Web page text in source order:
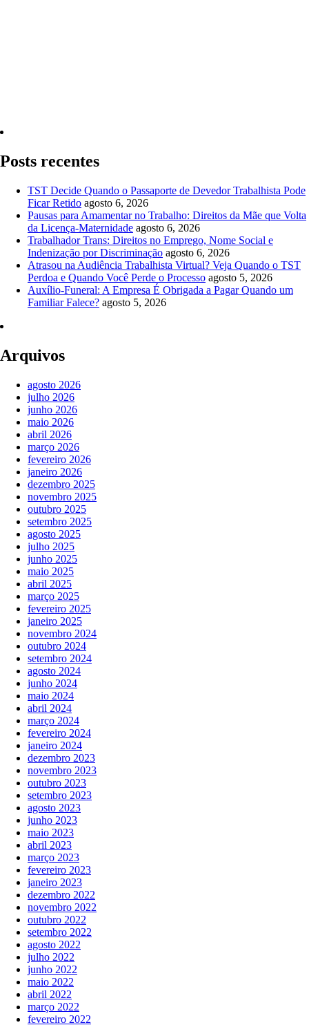
Posts recentes
TST Decide Quando o Passaporte de Devedor Trabalhista Pode
Ficar Retido agosto 6, 2026
Pausas para Amamentar no Trabalho: Direitos da Mãe que Volta
da Licença-Maternidade agosto 6, 2026
Trabalhador Trans: Direitos no Emprego, Nome Social e
Indenização por Discriminação agosto 6, 2026
Atrasou na Audiência Trabalhista Virtual? Veja Quando o TST
Perdoa e Quando Você Perde o Processo agosto 5, 2026
Auxílio-Funeral: A Empresa É Obrigada a Pagar Quando um
Familiar Falece? agosto 5, 2026
Arquivos
agosto 2026
julho 2026
junho 2026
maio 2026
abril 2026
março 2026
fevereiro 2026
janeiro 2026
dezembro 2025
novembro 2025
outubro 2025
setembro 2025
agosto 2025
julho 2025
junho 2025
maio 2025
abril 2025
março 2025
fevereiro 2025
janeiro 2025
novembro 2024
outubro 2024
setembro 2024
agosto 2024
junho 2024
maio 2024
abril 2024
março 2024
fevereiro 2024
janeiro 2024
dezembro 2023
novembro 2023
outubro 2023
setembro 2023
agosto 2023
junho 2023
maio 2023
abril 2023
março 2023
fevereiro 2023
janeiro 2023
dezembro 2022
novembro 2022
outubro 2022
setembro 2022
agosto 2022
julho 2022
junho 2022
maio 2022
abril 2022
março 2022
fevereiro 2022